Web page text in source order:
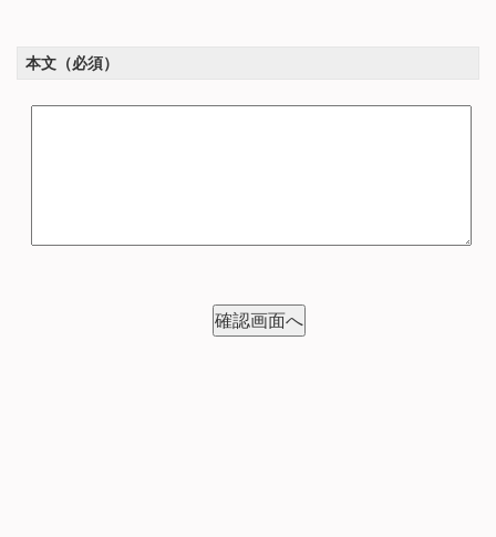
本文（必須）